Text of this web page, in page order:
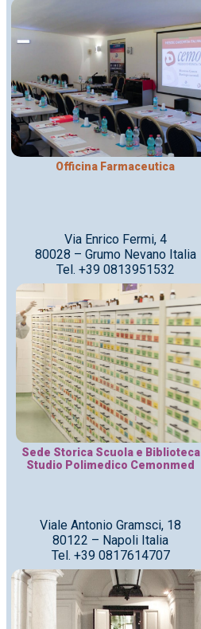
Officina Farmaceutica
Via Enrico Fermi, 4
80028 – Grumo Nevano Italia
Tel. +39 0813951532
Sede Storica Scuola e Biblioteca
Studio Polimedico Cemonmed
Viale Antonio Gramsci, 18
80122 – Napoli Italia
Tel. +39 0817614707